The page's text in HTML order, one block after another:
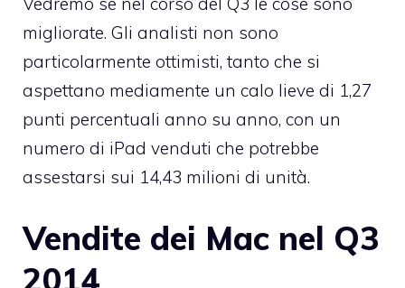
migliorate. Gli analisti non sono
particolarmente ottimisti, tanto che si
aspettano mediamente un calo lieve di 1,27
punti percentuali anno su anno, con un
numero di iPad venduti che potrebbe
assestarsi sui 14,43 milioni di unità.
Vendite dei Mac nel Q3
2014